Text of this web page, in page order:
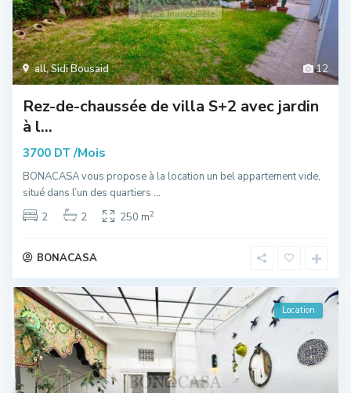
12
all,Sidi Bousaid
Rez-de-chaussée de villa S+2 avec jardin
à l...
3700 DT /Mois
BONACASA vous propose à la location un bel appartement vide,
situé dans l’un des quartiers ...
2
2 250 m2
BONACASA
Location